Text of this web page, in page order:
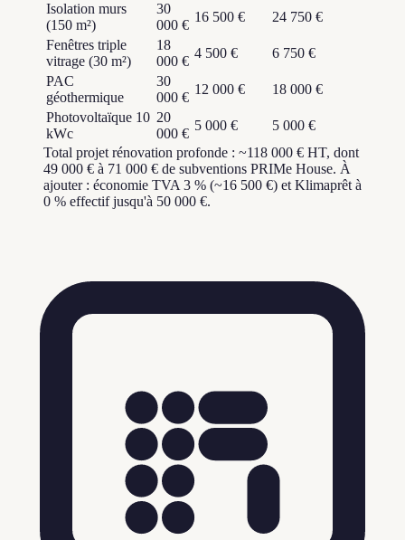
Isolation murs
(150 m²)
30
000 €
16 500 €
24 750 €
Fenêtres triple
vitrage (30 m²)
18
000 €
4 500 €
6 750 €
PAC
géothermique
30
000 €
12 000 €
18 000 €
Photovoltaïque 10
kWc
20
000 €
5 000 €
5 000 €
Total projet rénovation profonde : ~118 000 € HT, dont
49 000 € à 71 000 € de subventions PRIMe House. À
ajouter : économie TVA 3 % (~16 500 €) et Klimaprêt à
0 % effectif jusqu'à 50 000 €.